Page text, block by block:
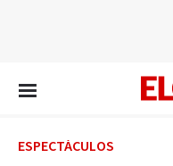
ESPECTÁCULOS